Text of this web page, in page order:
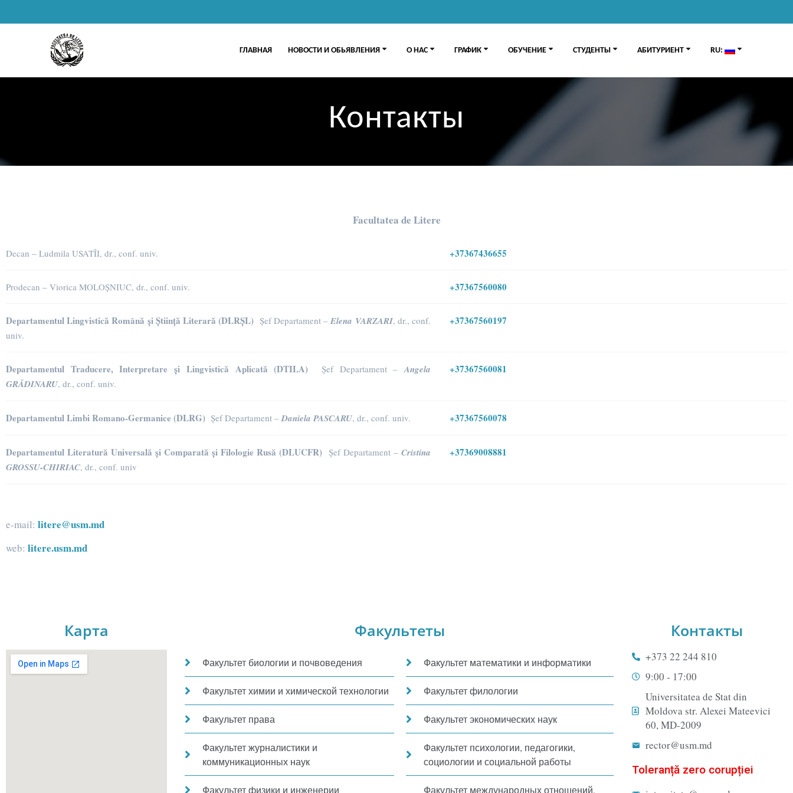
ГЛАВНАЯ НОВОСТИ И ОБЬЯВЛЕНИЯ О НАС ГРАФИК ОБУЧЕНИЕ СТУДЕНТЫ АБИТУРИЕНТ RU:
Контакты
Facultatea de Litere
Decan – Ludmila USATÎI, dr., conf. univ. +37367436655
Prodecan – Viorica MOLOȘNIUC, dr., conf. univ. +37367560080
Departamentul Lingvistică Română și Știință Literară (DLRȘL) Șef Departament –Elena VARZARI, dr., conf.
univ.
+37367560197
Departamentul Traducere, Interpretare și Lingvistică Aplicată (DTILA) Șef Departament –Angela
GRĂDINARU, dr., conf. univ.
+37367560081
Departamentul Limbi Romano-Germanice (DLRG) Șef Departament –Daniela PASCARU, dr., conf. univ. +37367560078
Departamentul Literatură Universală și Comparată și Filologie Rusă (DLUCFR) Șef Departament – Cristina
GROSSU-CHIRIAC, dr., conf. univ
+37369008881
e-mail: litere@usm.md
web: litere.usm.md
Карта Факультеты
Факультет биологии и почвоведения
Факультет химии и химической технологии
Факультет права
Факультет журналистики и
коммуникационных наук
Факультет физики и инженерии
Факультет математики и информатики
Факультет филологии
Факультет экономических наук
Факультет психологии, педагогики,
социологии и социальной работы
Факультет международных отношений,
Контакты
+373 22 244 810
9:00 - 17:00
Universitatea de Stat din
Moldova str. Alexei Mateevici
60, MD-2009
rector@usm.md
Toleranță zero corupției